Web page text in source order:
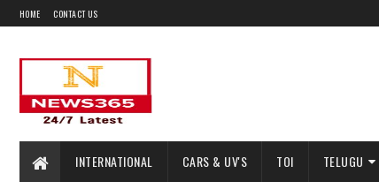
HOME CONTACT US
INTERNATIONAL CARS & UV'S TOI TELUGU